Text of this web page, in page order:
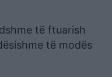
të ftuarish
të modës